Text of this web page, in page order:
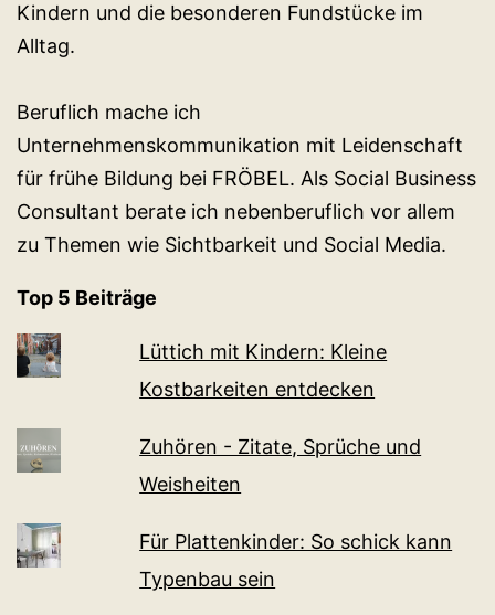
Kindern und die besonderen Fundstücke im
Alltag.
Beruflich mache ich
Unternehmenskommunikation mit Leidenschaft
für frühe Bildung bei FRÖBEL. Als Social Business
Consultant berate ich nebenberuflich vor allem
zu Themen wie Sichtbarkeit und Social Media.
Top 5 Beiträge
Lüttich mit Kindern: Kleine
Kostbarkeiten entdecken
Zuhören - Zitate, Sprüche und
Weisheiten
Für Plattenkinder: So schick kann
Typenbau sein